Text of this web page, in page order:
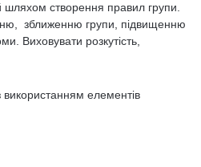
шляхом створення правил групи.
зближенню групи, підвищенню
Виховувати розкутість,
використанням елементів